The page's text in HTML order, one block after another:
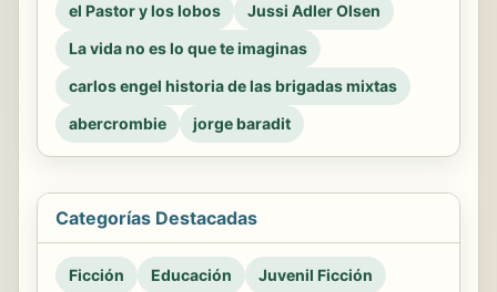
el Pastor y los lobos
Jussi Adler Olsen
La vida no es lo que te imaginas
carlos engel historia de las brigadas mixtas
abercrombie
jorge baradit
Categorías Destacadas
Ficción Educación
Juvenil Ficción